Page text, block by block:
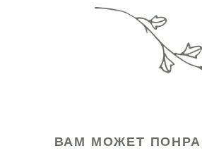
ВАМ МОЖЕТ